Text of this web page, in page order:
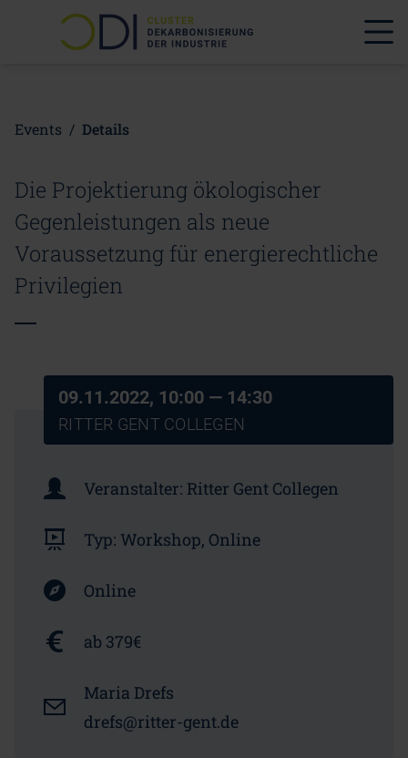
Events / Details
Die Projektierung ökologischer
Gegenleistungen als neue
Voraussetzung für energierechtliche
Privilegien
09.11.2022, 10:00 — 14:30
RITTER GENT COLLEGEN
Veranstalter: Ritter Gent Collegen
Typ: Workshop, Online
Online
ab 379€
Maria Drefs
drefs@ritter-gent.de